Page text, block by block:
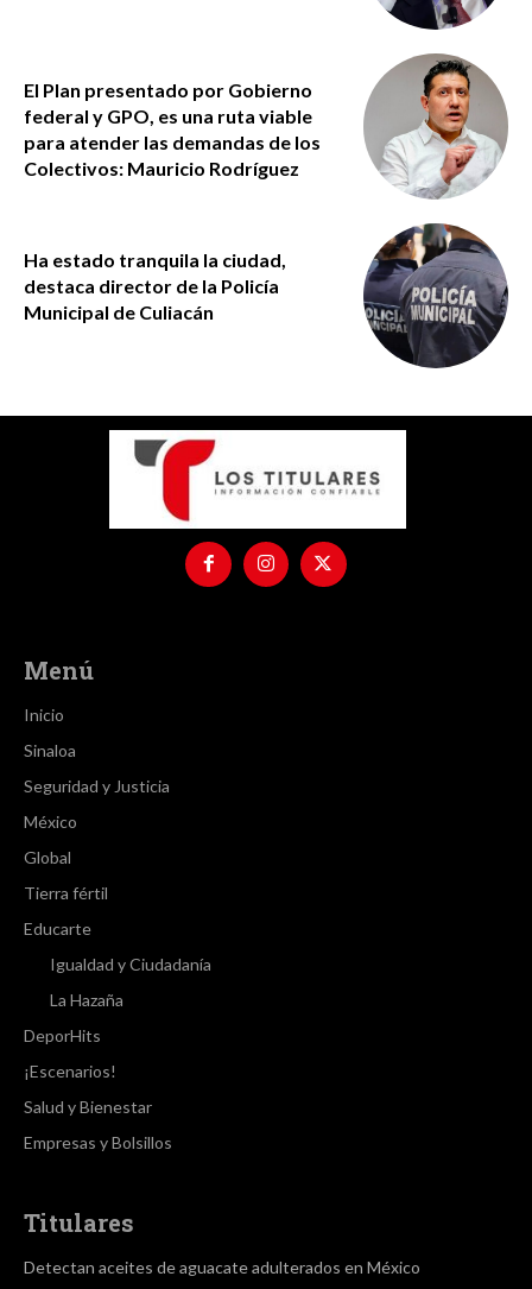
El Plan presentado por Gobierno
federal y GPO, es una ruta viable
para atender las demandas de los
Colectivos: Mauricio Rodríguez
Ha estado tranquila la ciudad,
destaca director de la Policía
Municipal de Culiacán
Menú
Inicio
Sinaloa
Seguridad y Justicia
México
Global
Tierra fértil
Educarte
Igualdad y Ciudadanía
La Hazaña
DeporHits
¡Escenarios!
Salud y Bienestar
Empresas y Bolsillos
Titulares
Detectan aceites de aguacate adulterados en México